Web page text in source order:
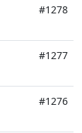
#1278
#1277
#1276